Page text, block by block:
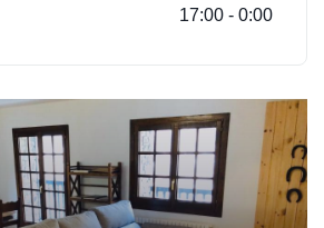
17:00 - 0:00